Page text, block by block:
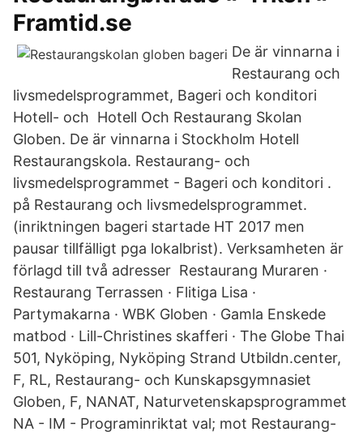
Framtid.se
De är vinnarna i
Restaurang och
livsmedelsprogrammet, Bageri och konditori
Hotell- och Hotell Och Restaurang Skolan
Globen. De är vinnarna i Stockholm Hotell
Restaurangskola. Restaurang- och
livsmedelsprogrammet - Bageri och konditori .
på Restaurang och livsmedelsprogrammet.
(inriktningen bageri startade HT 2017 men
pausar tillfälligt pga lokalbrist). Verksamheten är
förlagd till två adresser Restaurang Muraren ·
Restaurang Terrassen · Flitiga Lisa ·
Partymakarna · WBK Globen · Gamla Enskede
matbod · Lill-Christines skafferi · The Globe Thai
501, Nyköping, Nyköping Strand Utbildn.center,
F, RL, Restaurang- och Kunskapsgymnasiet
Globen, F, NANAT, Naturvetenskapsprogrammet
NA - IM - Programinriktat val; mot Restaurang-